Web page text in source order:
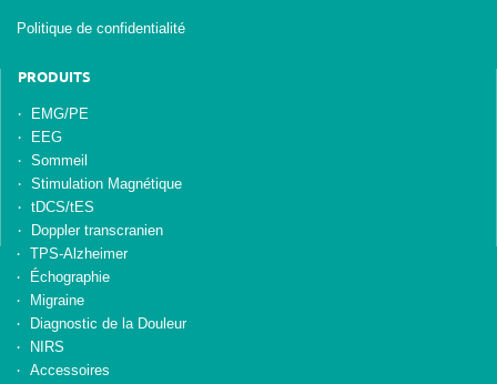
Politique de confidentialité
PRODUITS
EMG/PE
EEG
Sommeil
Stimulation Magnétique
tDCS/tES
Doppler transcranien
TPS-Alzheimer
Échographie
Migraine
Diagnostic de la Douleur
NIRS
Accessoires